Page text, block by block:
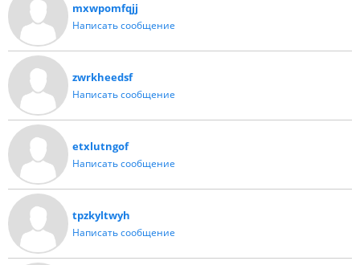
mxwpomfqjj
Написать сообщение
zwrkheedsf
Написать сообщение
etxlutngof
Написать сообщение
tpzkyltwyh
Написать сообщение